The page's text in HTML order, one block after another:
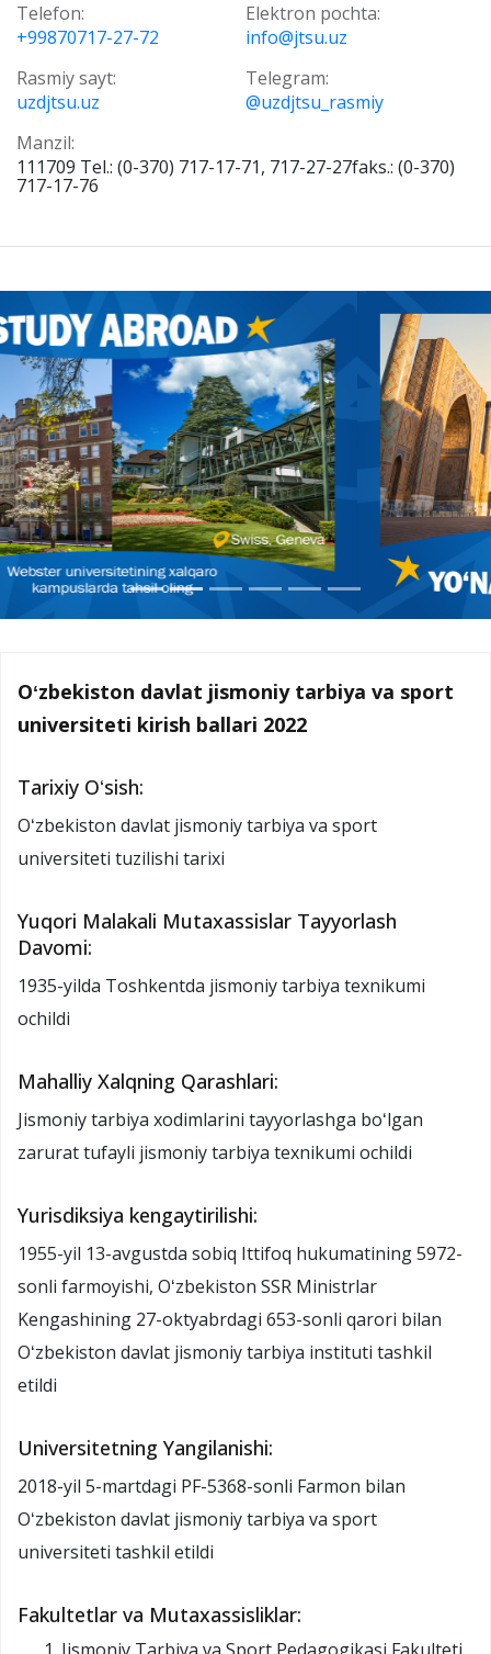
Telefon:
+99870717-27-72
Elektron pochta:
info@jtsu.uz
Rasmiy sayt:
uzdjtsu.uz
Telegram:
@uzdjtsu_rasmiy
Manzil:
111709 Tel.: (0-370) 717-17-71, 717-27-27faks.: (0-370)
717-17-76
Oʻzbekiston davlat jismoniy tarbiya va sport
universiteti kirish ballari 2022
Tarixiy Oʻsish:
Oʻzbekiston davlat jismoniy tarbiya va sport
universiteti tuzilishi tarixi
Yuqori Malakali Mutaxassislar Tayyorlash
Davomi:
1935-yilda Toshkentda jismoniy tarbiya texnikumi
ochildi
Mahalliy Xalqning Qarashlari:
Jismoniy tarbiya xodimlarini tayyorlashga boʻlgan
zarurat tufayli jismoniy tarbiya texnikumi ochildi
Yurisdiksiya kengaytirilishi:
1955-yil 13-avgustda sobiq Ittifoq hukumatining 5972-
sonli farmoyishi, Oʻzbekiston SSR Ministrlar
Kengashining 27-oktyabrdagi 653-sonli qarori bilan
Oʻzbekiston davlat jismoniy tarbiya instituti tashkil
etildi
Universitetning Yangilanishi:
2018-yil 5-martdagi PF-5368-sonli Farmon bilan
Oʻzbekiston davlat jismoniy tarbiya va sport
universiteti tashkil etildi
Fakultetlar va Mutaxassisliklar: